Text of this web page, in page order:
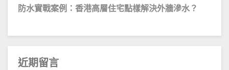
防水實戰案例：香港高層住宅點樣解決外牆滲水？
近期留言